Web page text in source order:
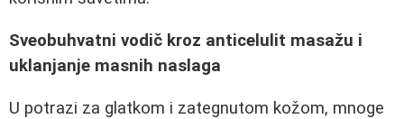
Sveobuhvatni vodič kroz anticelulit masažu i
uklanjanje masnih naslaga
U potrazi za glatkom i zategnutom kožom, mnoge